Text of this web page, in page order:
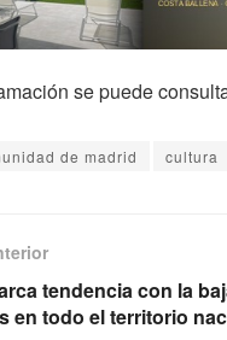
se puede
de madrid cultura
tendencia con la
en todo el territorio